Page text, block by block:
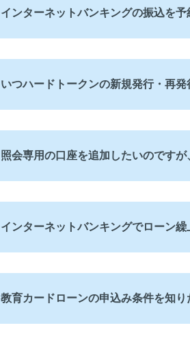
インターネットバンキングの振込を予
いつハードトークンの新規発行・再
照会専用の口座を追加したいのです
インターネットバンキングでローン
教育カードローンの申込み条件を知り